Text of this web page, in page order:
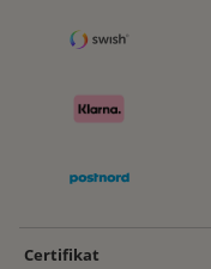
Certifikat